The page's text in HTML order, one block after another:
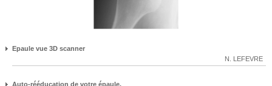
Epaule vue 3D scanner
N. LEFEVRE
Auto-rééducation de votre épaule.